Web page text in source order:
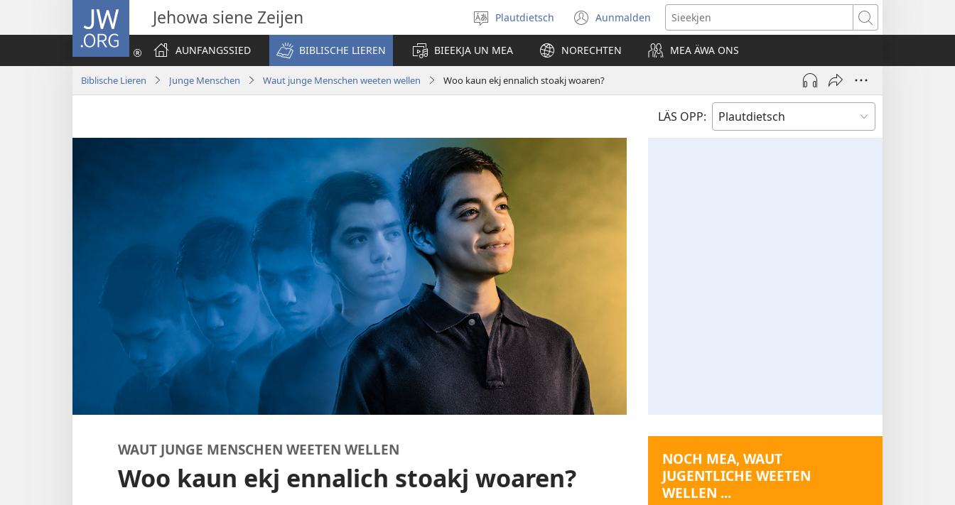
JW.ORG Jehowa siene Zeijen
Wäl
eene
Sproak
ut
Plautdietsch Aunmalden
(opens
new
window)
Sieekjen
AUNFANGSSIED
BIBLISCHE LIEREN BIEEKJA UN MEA NORECHTEN MEA ÄWA ONS
Biblische Lieren Junge Menschen Waut junge Menschen weeten wellen Woo kaun ekj ennalich stoakj woaren?
LÄS OPP:
WAUT JUNGE MENSCHEN WEETEN WELLEN
Woo kaun ekj ennalich stoakj woaren?
NOCH MEA, WAUT
JUGENTLICHE WEETEN
WELLEN ...